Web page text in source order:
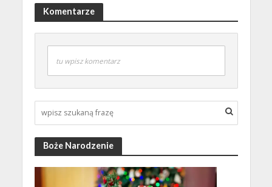
Komentarze
tu wpisz komentarz
Boże Narodzenie